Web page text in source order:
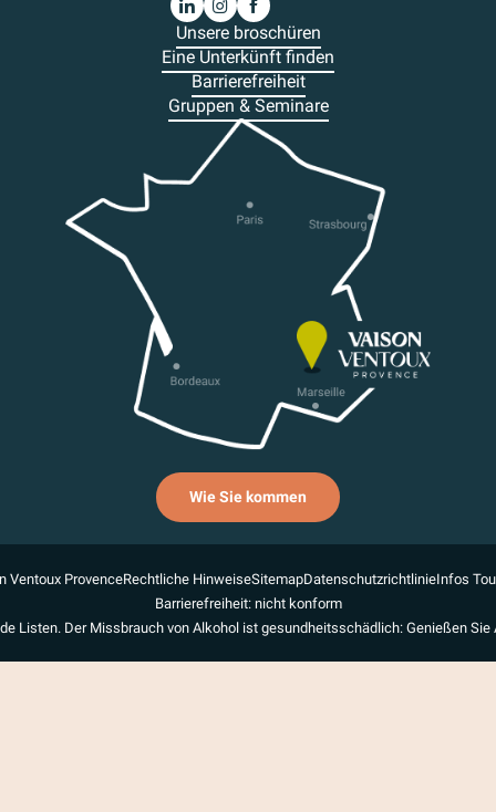
Unsere broschüren
Eine Unterkünft finden
Barrierefreiheit
Gruppen & Seminare
Wie Sie kommen
Ventoux ProvenceRechtliche HinweiseSitemapDatenschutzrichtlinieInfos
Barrierefreiheit: nicht konform
Listen. Der Missbrauch von Alkohol ist gesundheitsschädlich: Genießen Sie